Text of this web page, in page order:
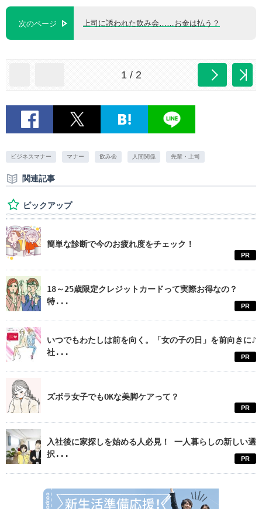
次のページ 上司に誘われた飲み会……お金は払う？
1 / 2
ビジネスマナー マナー 飲み会 人間関係 先輩・上司
関連記事
ピックアップ
簡単な診断で今のお疲れ度をチェック！
PR
18～25歳限定クレジットカードって実際お得なの？
特...
PR
いつでもわたしは前を向く。「女の子の日」を前向きに♪
社...
PR
ズボラ女子でもOKな美脚ケアって？
PR
入社後に家探しを始める人必見！ 一人暮らしの新しい選
択...
PR